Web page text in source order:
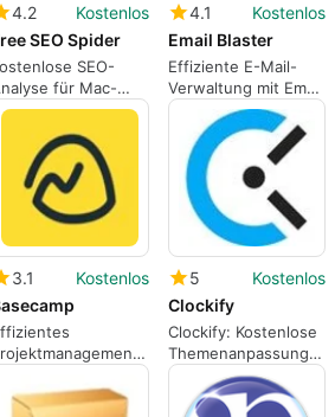
4.2
Kostenlos
SEO Spider
SEO-
für Mac-
4.1
Kostenlos
Email Blaster
Effiziente E-Mail-
Verwaltung mit Email
Blaster
3.1
Kostenlos
Basecamp 3
5
Kostenlos
Clockify
Clockify: Kostenlose
Themenanpassung
für Mac